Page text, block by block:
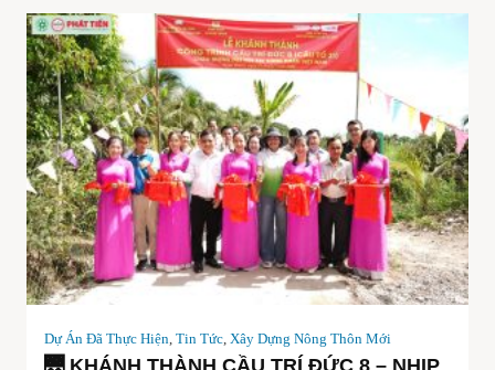
Dự Án Đã Thực Hiện, Tin Tức, Xây Dựng Nông Thôn Mới